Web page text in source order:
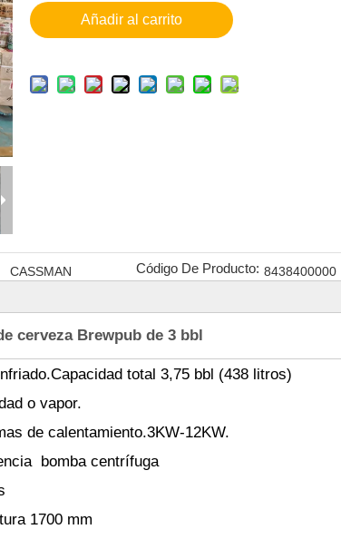
Añadir al carrito
CASSMAN Código De Producto: 8438400000
cerveza Brewpub de 3 bbl
total 3,75 bbl (438 litros)
o vapor.
de calentamiento.3KW-12KW.
bomba centrífuga
1700 mm